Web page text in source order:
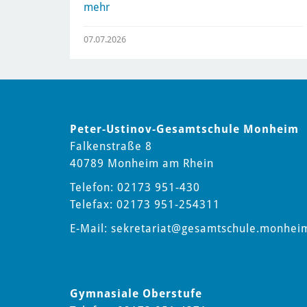
mehr
07.07.2026
Peter-Ustinov-Gesamtschule Monheim
Falkenstraße 8
40789 Monheim am Rhein
Telefon: 02173 951-430
Telefax: 02173 951-254311
E-Mail: sekretariat
Gymnasiale Oberstufe